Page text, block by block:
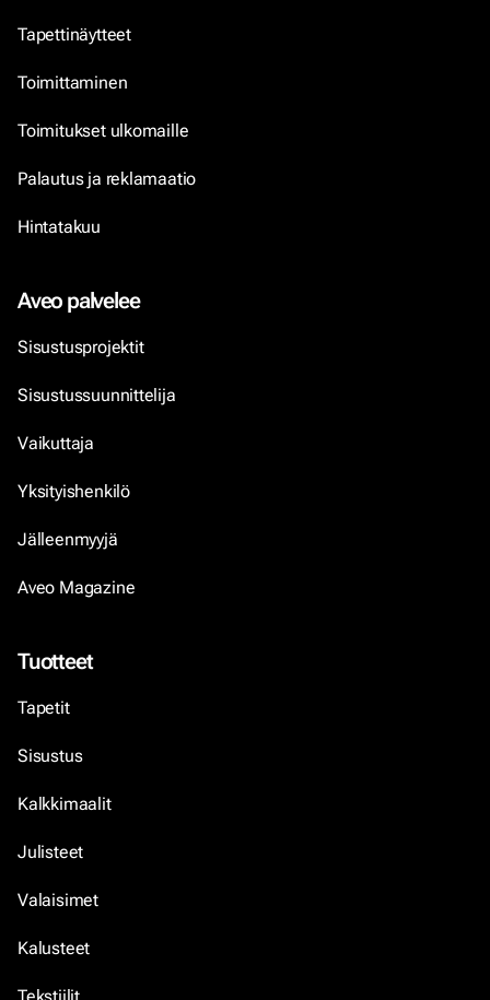
Tapettinäytteet
Toimittaminen
Toimitukset ulkomaille
Palautus ja reklamaatio
Hintatakuu
Aveo palvelee
Sisustusprojektit
Sisustussuunnittelija
Vaikuttaja
Yksityishenkilö
Jälleenmyyjä
Aveo Magazine
Tuotteet
Tapetit
Sisustus
Kalkkimaalit
Julisteet
Valaisimet
Kalusteet